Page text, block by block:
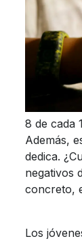
8 de cada
Además,
dedica.
negativos
concreto,
Los